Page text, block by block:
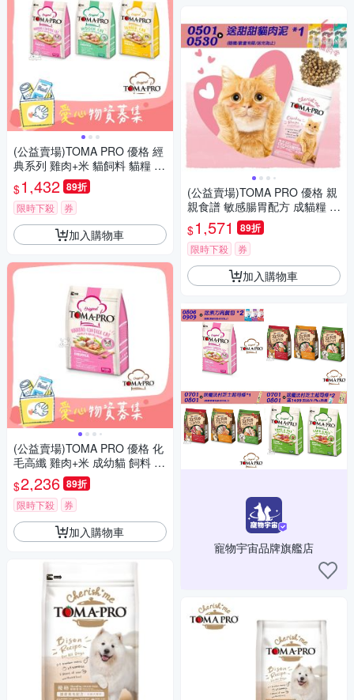
(公益賣場)TOMA PRO 優格 經
典系列 雞肉+米 貓飼料 貓糧 7
公斤 【受贈對象：中華民國保
護動物協會】(您不會收到商品)
愛心捐贈
$1,432 89折
限時下殺 券
加入購物車
(公益賣場)TOMA PRO 優格 化
毛高纖 雞肉+米 成幼貓 飼料 1
3.6公斤【受贈對象：中華民國
保護動物協會】(您不會收到商
品) 愛心捐贈
$2,236 89折
限時下殺 券
加入購物車
(公益賣場)TOMA PRO 優格 親
親食譜 敏感腸胃配方 成貓糧 1
3.2磅【受贈對象：中華民國保
護動物協會】(您不會收到商品)
愛心捐贈
$1,571 89折
限時下殺 券
加入購物車
寵物宇宙品牌旗艦店